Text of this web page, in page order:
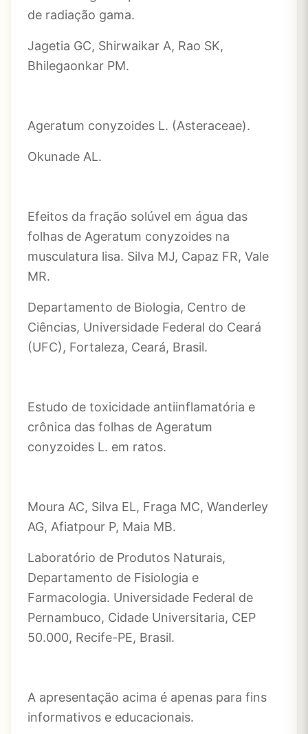
de radiação gama.
Jagetia GC, Shirwaikar A, Rao SK,
Bhilegaonkar PM.
Ageratum conyzoides L. (Asteraceae).
Okunade AL.
Efeitos da fração solúvel em água das
folhas de Ageratum conyzoides na
musculatura lisa. Silva MJ, Capaz FR, Vale
MR.
Departamento de Biologia, Centro de
Ciências, Universidade Federal do Ceará
(UFC), Fortaleza, Ceará, Brasil.
Estudo de toxicidade antiinflamatória e
crônica das folhas de Ageratum
conyzoides L. em ratos.
Moura AC, Silva EL, Fraga MC, Wanderley
AG, Afiatpour P, Maia MB.
Laboratório de Produtos Naturais,
Departamento de Fisiologia e
Farmacologia. Universidade Federal de
Pernambuco, Cidade Universitaria, CEP
50.000, Recife-PE, Brasil.
A apresentação acima é apenas para fins
informativos e educacionais.